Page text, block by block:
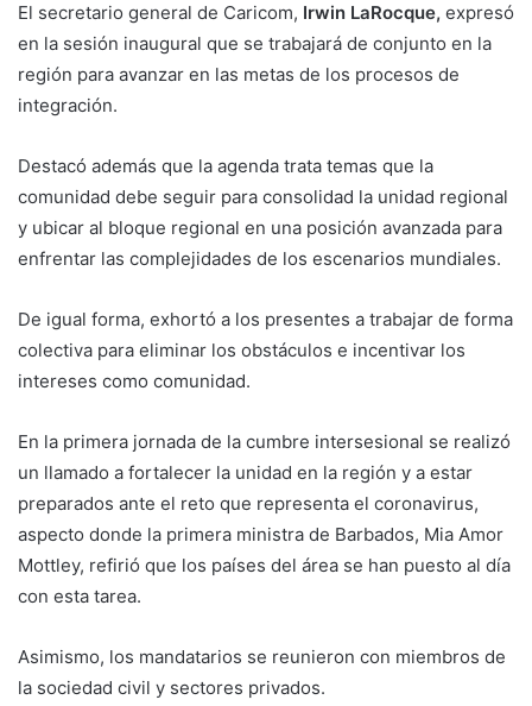
El secretario general de Caricom, Irwin LaRocque, expresó
en la sesión inaugural que se trabajará de conjunto en la
región para avanzar en las metas de los procesos de
integración.
Destacó además que la agenda trata temas que la
comunidad debe seguir para consolidad la unidad regional
y ubicar al bloque regional en una posición avanzada para
enfrentar las complejidades de los escenarios mundiales.
De igual forma, exhortó a los presentes a trabajar de forma
colectiva para eliminar los obstáculos e incentivar los
intereses como comunidad.
En la primera jornada de la cumbre intersesional se realizó
un llamado a fortalecer la unidad en la región y a estar
preparados ante el reto que representa el coronavirus,
aspecto donde la primera ministra de Barbados, Mia Amor
Mottley, refirió que los países del área se han puesto al día
con esta tarea.
Asimismo, los mandatarios se reunieron con miembros de
la sociedad civil y sectores privados.